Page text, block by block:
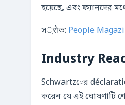
হয়েছে, এবং ফ্যানদের
স्रोত: People
Industry
Schwartzের
করেন যে এই ঘোষণাটি